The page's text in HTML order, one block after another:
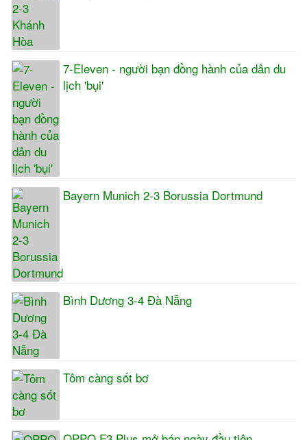
7-Eleven - người bạn đồng hành của dân du
lịch 'bụi'
Bayern Munich 2-3 Borussia Dortmund
Bình Dương 3-4 Đà Nẵng
Tôm càng sốt bơ